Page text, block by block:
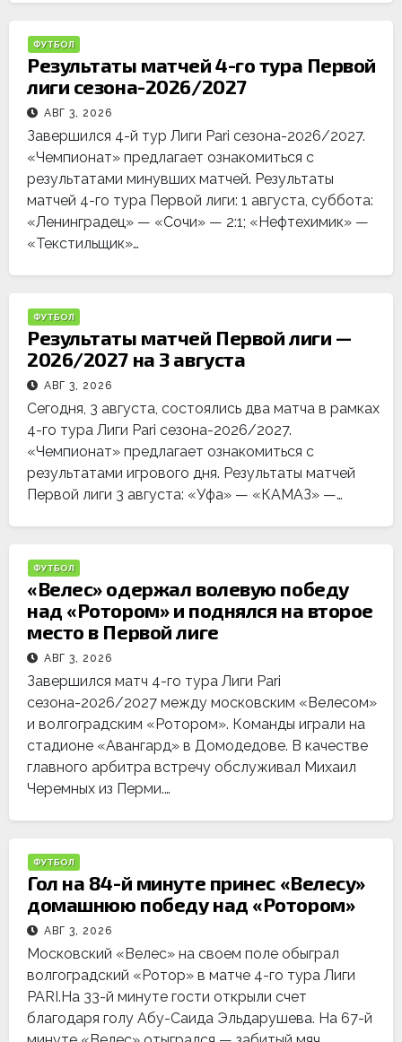
ФУТБОЛ
Результаты матчей 4-го тура Первой
лиги сезона-2026/2027
АВГ 3, 2026
Завершился 4-й тур Лиги Pari сезона-2026/2027.
«Чемпионат» предлагает ознакомиться с
результатами минувших матчей. Результаты
матчей 4-го тура Первой лиги: 1 августа, суббота:
«Ленинградец» — «Сочи» — 2:1; «Нефтехимик» —
«Текстильщик»…
ФУТБОЛ
Результаты матчей Первой лиги —
2026/2027 на 3 августа
АВГ 3, 2026
Сегодня, 3 августа, состоялись два матча в рамках
4-го тура Лиги Pari сезона-2026/2027.
«Чемпионат» предлагает ознакомиться с
результатами игрового дня. Результаты матчей
Первой лиги 3 августа: «Уфа» — «КАМАЗ» —…
ФУТБОЛ
«Велес» одержал волевую победу
над «Ротором» и поднялся на второе
место в Первой лиге
АВГ 3, 2026
Завершился матч 4-го тура Лиги Pari
сезона-2026/2027 между московским «Велесом»
и волгоградским «Ротором». Команды играли на
стадионе «Авангард» в Домодедове. В качестве
главного арбитра встречу обслуживал Михаил
Черемных из Перми.…
ФУТБОЛ
Гол на 84-й минуте принес «Велесу»
домашнюю победу над «Ротором»
АВГ 3, 2026
Московский «Велес» на своем поле обыграл
волгоградский «Ротор» в матче 4-го тура Лиги
PARI.На 33-й минуте гости открыли счет
благодаря голу Абу-Саида Эльдарушева. На 67-й